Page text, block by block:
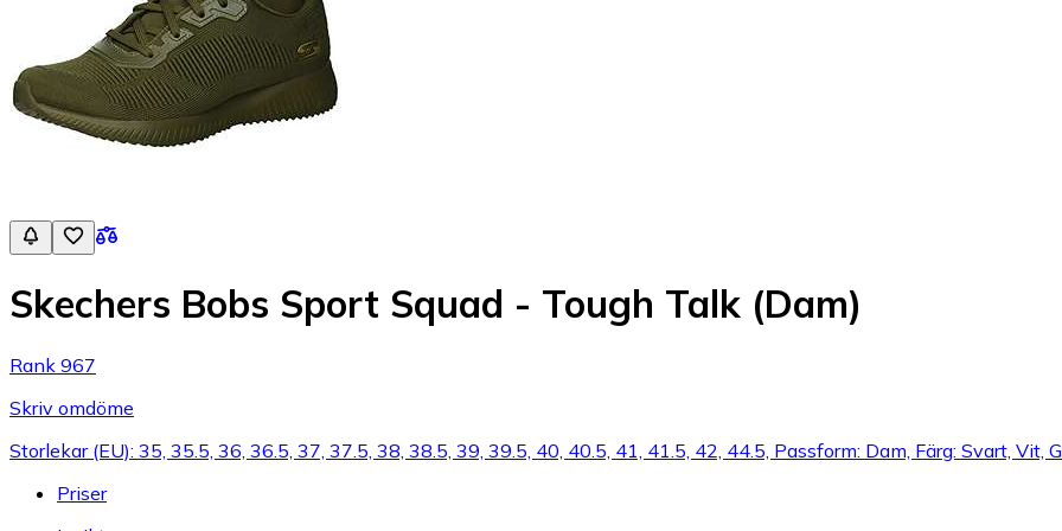
Skechers Bobs Sport Squad - Tough Talk (Dam)
Rank 967
Skriv omdöme
Storlekar (EU): 35, 35.5, 36, 36.5, 37, 37.5, 38, 38.5, 39, 39.5, 40, 40.5, 41, 41.5, 42, 44.5, Passform: Dam, Färg: Svart, Vit,
Priser